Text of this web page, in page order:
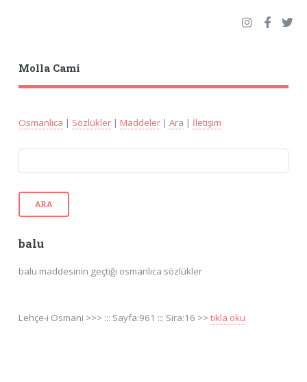
Molla Cami
Osmanlıca | Sözlükler| Maddeler| Ara | İletişim
ARA
balu
balu maddesinin geçtiği osmanlıca sözlükler
Lehçe-i Osmani >>> ::: Sayfa:961 ::: Sira:16 >>tikla oku